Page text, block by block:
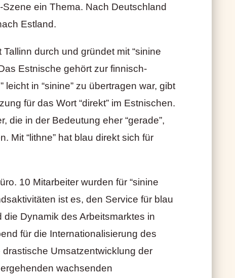
ein Thema. Nach Deutschland
Estland.
durch und gründet mit “sinine
Estnische gehört zur finnisch-
in “sinine” zu übertragen war, gibt
für das Wort “direkt” im Estnischen.
die in der Bedeutung eher “gerade”,
Mit “lithne” hat blau direkt sich für
10 Mitarbeiter wurden für “sinine
ist es, den Service für blau
Dynamik des Arbeitsmarktes in
für die Internationalisierung des
Umsatzentwicklung der
wachsenden